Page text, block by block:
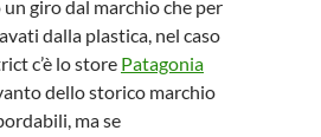
giro dal marchio che per
dalla plastica, nel caso
c’è lo store Patagonia
dello storico marchio
ma se